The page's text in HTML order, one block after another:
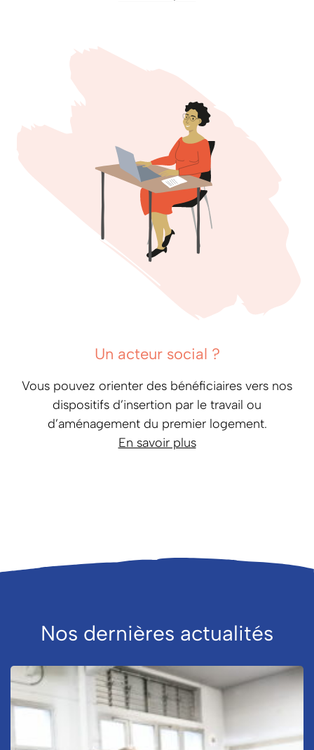
Un acteur social ?
Vous pouvez orienter des bénéficiaires vers nos
dispositifs d’insertion par le travail ou
d’aménagement du premier logement.
En savoir plus
Nos dernières actualités